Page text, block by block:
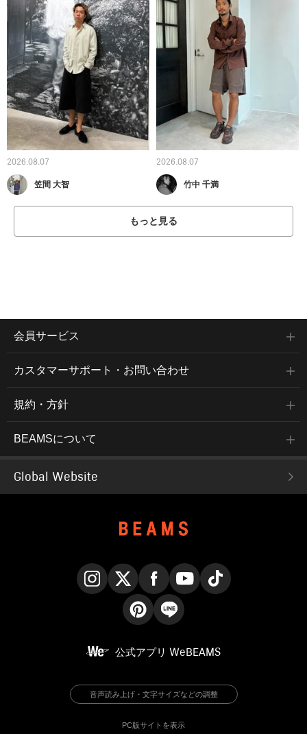
2026.08.07
笠間 大智
2026.08.07
竹中 千満
もっと見る
会員サービス
カスタマーサポート・お問い合わせ
規約・方針
BEAMSについて
Global Website
公式アプリ WeBEAMS
音声読み上げ・文字サイズなどの調整
PC版サイトを表示